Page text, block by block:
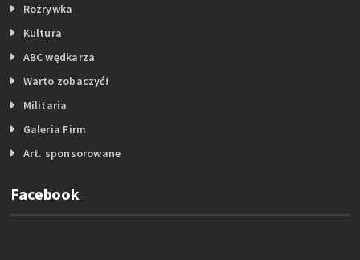
Rozrywka
Kultura
ABC wędkarza
Warto zobaczyć!
Militaria
Galeria Firm
Art. sponsorowane
Facebook